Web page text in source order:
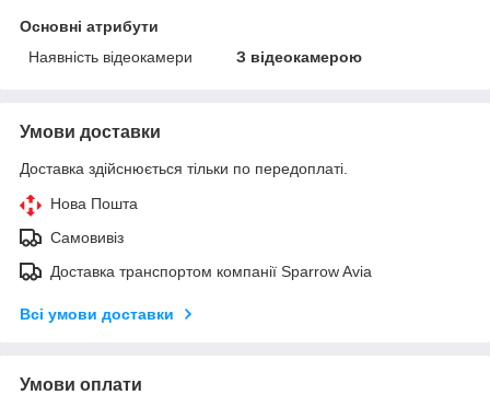
Основні атрибути
Наявність відеокамери
З відеокамерою
Умови доставки
Доставка здійснюється тільки по передоплаті.
Нова Пошта
Самовивіз
Доставка транспортом компанії Sparrow Avia
Всі умови доставки
Умови оплати